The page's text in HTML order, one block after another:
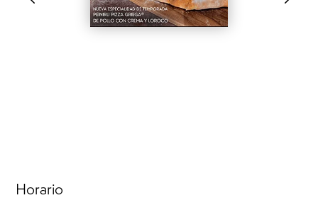
Horario